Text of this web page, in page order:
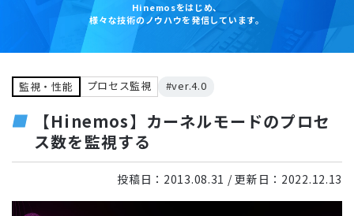
Hinemosをはじめ、
様々な技術のノウハウを発信しています。
監視・性能 プロセス監視 #ver.4.0
【Hinemos】カーネルモードのプロセ
ス数を監視する
投稿日： 2013.08.31 / 更新日： 2022.12.13